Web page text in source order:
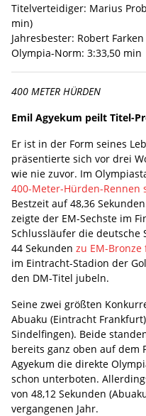
Titelverteidiger: Marius
min)
Jahresbester: Robert
Olympia-Norm: 3:33,50 min
400 METER HÜRDEN
Emil Agyekum peilt Titel-
Er ist in der Form seines
präsentierte sich vor drei
wie nie zuvor. Im
400-Meter-Hürden-Rennen
Bestzeit auf 48,36
zeigte der EM-Sechste im
Schlussläufer die
44 Sekunden zu EM-
im Eintracht-Stadion der
den DM-Titel jubeln.
Seine zwei größten
Abuaku (Eintracht
Sindelfingen). Beide
bereits ganz oben auf dem
Agyekum die direkte
schon unterboten.
von 48,12 Sekunden
vergangenen Jahr.